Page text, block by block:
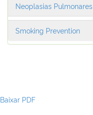
Neoplasias Pulmonares
Smoking Prevention
Baixar PDF